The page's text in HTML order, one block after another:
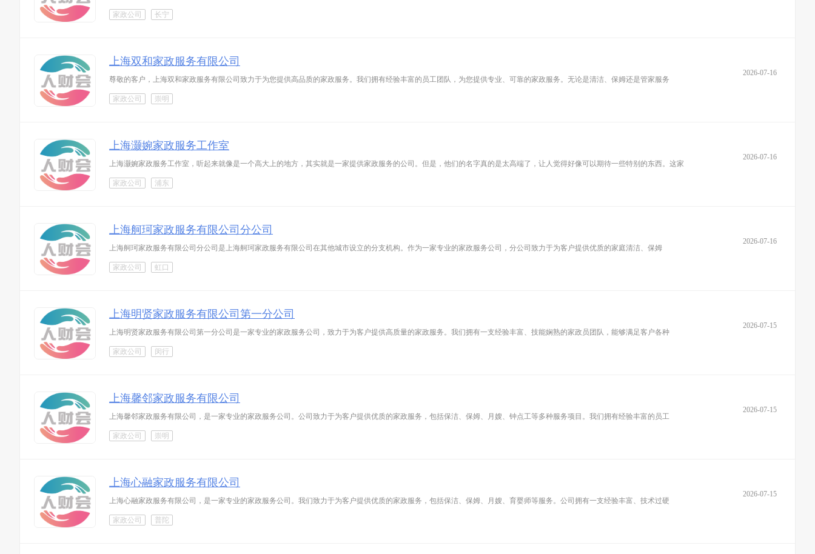
家政公司 长宁
2026-07-16
上海双和家政服务有限公司
尊敬的客户，上海双和家政服务有限公司致力于为您提供高品质的家政服务。我们拥有经验丰富的员工团队，为您提供专业、可靠的家政服务。无论是清洁、保姆还是管家服务
家政公司 崇明
2026-07-16
上海灏婉家政服务工作室
上海灏婉家政服务工作室，听起来就像是一个高大上的地方，其实就是一家提供家政服务的公司。但是，他们的名字真的是太高端了，让人觉得好像可以期待一些特别的东西。这家
家政公司 浦东
2026-07-16
上海舸珂家政服务有限公司分公司
上海舸珂家政服务有限公司分公司是上海舸珂家政服务有限公司在其他城市设立的分支机构。作为一家专业的家政服务公司，分公司致力于为客户提供优质的家庭清洁、保姆
家政公司 虹口
2026-07-15
上海明贤家政服务有限公司第一分公司
上海明贤家政服务有限公司第一分公司是一家专业的家政服务公司，致力于为客户提供高质量的家政服务。我们拥有一支经验丰富、技能娴熟的家政员团队，能够满足客户各种
家政公司 闵行
2026-07-15
上海馨邻家政服务有限公司
上海馨邻家政服务有限公司，是一家专业的家政服务公司。公司致力于为客户提供优质的家政服务，包括保洁、保姆、月嫂、钟点工等多种服务项目。我们拥有经验丰富的员工
家政公司 崇明
2026-07-15
上海心融家政服务有限公司
上海心融家政服务有限公司，是一家专业的家政服务公司。我们致力于为客户提供优质的家政服务，包括保洁、保姆、月嫂、育婴师等服务。公司拥有一支经验丰富、技术过硬
家政公司 普陀